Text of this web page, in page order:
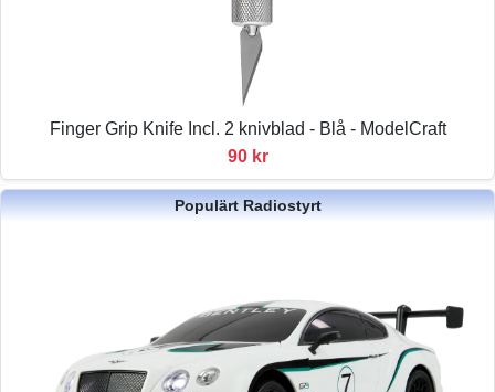
Finger Grip Knife Incl. 2 knivblad - Blå - ModelCraft
90 kr
Populärt Radiostyrt